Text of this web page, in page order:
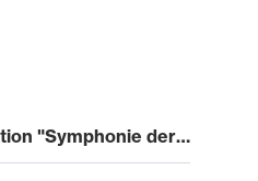
Aus unserer Kollektion "Symphonie der Farben"